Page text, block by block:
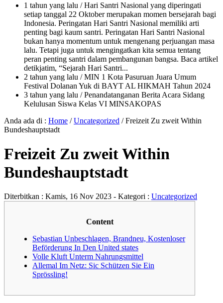
1 tahun yang lalu / Hari Santri Nasional yang diperingati
setiap tanggal 22 Oktober merupakan momen bersejarah bagi
Indonesia. Peringatan Hari Santri Nasional memiliki arti
penting bagi kaum santri. Peringatan Hari Santri Nasional
bukan hanya momentum untuk mengenang perjuangan masa
lalu. Tetapi juga untuk mengingatkan kita semua tentang
peran penting santri dalam pembangunan bangsa. Baca artikel
detikjatim, “Sejarah Hari Santri...
2 tahun yang lalu / MIN 1 Kota Pasuruan Juara Umum
Festival Dolanan Yuk di BAYT AL HIKMAH Tahun 2024
3 tahun yang lalu / Penandatanganan Berita Acara Sidang
Kelulusan Siswa Kelas VI MINSAKOPAS
Anda ada di : Home /Uncategorized /Freizeit Zu zweit Within
Bundeshauptstadt
Freizeit Zu zweit Within
Bundeshauptstadt
Diterbitkan : Kamis, 16 Nov 2023 - Kategori : Uncategorized
Content
Sebastian Unbeschlagen, Brandneu, Kostenloser
Beförderung In Den United states
Volle Kluft Unterm Nahrungsmittel
Allemal Im Netz: Sic Schützen Sie Ein
Sprössling!